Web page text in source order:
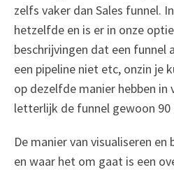
zelfs vaker dan Sales funnel.
hetzelfde en is er in onze
beschrijvingen dat een
een pipeline niet etc, onzin je
op dezelfde manier hebben in
letterlijk de funnel gewoon 90
De manier van visualiseren en
en waar het om gaat is een